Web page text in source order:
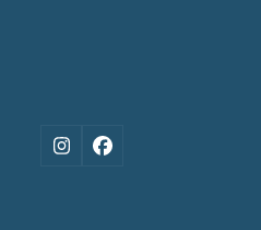
Instagram
Facebook